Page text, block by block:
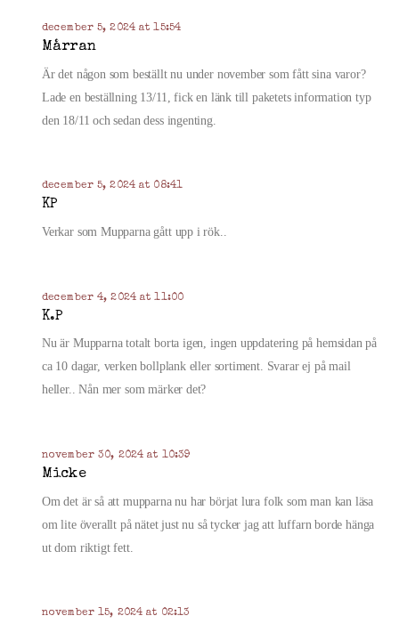
december 5, 2024 at 15:54
Mårran
Är det någon som beställt nu under november som fått sina varor?
Lade en beställning 13/11, fick en länk till paketets information typ
den 18/11 och sedan dess ingenting.
december 5, 2024 at 08:41
KP
Verkar som Mupparna gått upp i rök..
december 4, 2024 at 11:00
K.P
Nu är Mupparna totalt borta igen, ingen uppdatering på hemsidan på
ca 10 dagar, verken bollplank eller sortiment. Svarar ej på mail
heller.. Nån mer som märker det?
november 30, 2024 at 10:39
Micke
Om det är så att mupparna nu har börjat lura folk som man kan läsa
om lite överallt på nätet just nu så tycker jag att luffarn borde hänga
ut dom riktigt fett.
november 15, 2024 at 02:13